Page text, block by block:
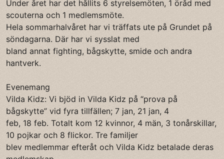
Under året har det hållits 6 styrelsemöten, 1 öråd med
scouterna och 1 medlemsmöte.
Hela sommarhalvåret har vi träffats ute på Grundet på
söndagarna. Där har vi sysslat med
bland annat fighting, bågskytte, smide och andra
hantverk.
Evenemang
Vilda Kidz: Vi bjöd in Vilda Kidz på “prova på
bågskytte” vid fyra tillfällen; 7 jan, 21 jan, 4
feb, 18 feb. Totalt kom 12 kvinnor, 4 män, 3 tonårskillar,
10 pojkar och 8 flickor. Tre familjer
blev medlemmar efteråt och Vilda Kidz betalade deras